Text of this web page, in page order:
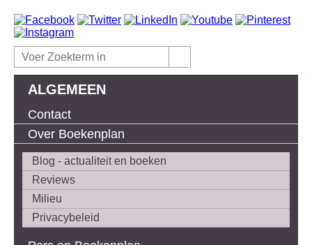
ALGEMEEN
Contact
Over Boekenplan
Blog - actualiteit en boeken
Reviews
Milieu
Privacybeleid